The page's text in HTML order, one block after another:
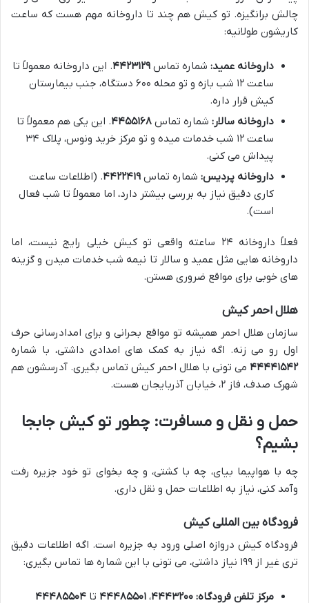
چالش برانگیزه. تو کیش هم چند تا داروخانه مهم هست که ساعت
کاریشون طولانیه:
داروخانه عمید: شماره تماس ۴۴۲۳۱۲۹. این داروخانه معمولاً تا
ساعت ۱۲ شب بازه و تو محله ۶۰۰ دستگاه، جنب بیمارستان
کیش قرار داره.
داروخانه سالار: شماره تماس ۴۴۵۵۱۶۸. این یکی هم معمولاً تا
ساعت ۱۲ شب خدمات میده و تو مرکز خرید ونوس، پلاک ۳۴
پیداش می کنی.
داروخانه پردیس: شماره تماس ۴۴۲۲۴۱۹. (اطلاعات ساعت
کاری دقیق نیاز به بررسی بیشتر دارد، اما معمولاً تا شب فعال
است).
فعلاً داروخانه ۲۴ ساعته واقعی تو کیش خیلی رایج نیست، اما
داروخانه هایی مثل عمید و سالار تا نیمه شب خدمات میدن و گزینه
های خوبی برای مواقع ضروری هستن.
هلال احمر کیش
سازمان هلال احمر همیشه تو مواقع بحرانی و برای امدادرسانی حرف
اول رو می زنه. اگه نیاز به کمک های امدادی داشتی، با شماره
۴۴۴۴۱۵۴۲ می تونی با هلال احمر کیش تماس بگیری. آدرسشون هم
شهرک صدف، فاز ۲، خیابان آذربایجان هست.
حمل و نقل و مسافرت: چطور تو کیش جابجا
بشیم؟
چه با هواپیما بیای، چه با کشتی، و چه بخوای تو خود جزیره رفت
وآمد کنی، نیاز به اطلاعات حمل و نقل داری.
فرودگاه بین المللی کیش
فرودگاه کیش دروازه اصلی ورود به جزیره است. اگه اطلاعات دقیق
تری غیر از ۱۹۹ نیاز داشتی، می تونی با این شماره ها تماس بگیری:
مرکز تلفن فرودگاه: ۴۴۴۳۲۰۰، ۴۴۴۸۵۵۰۱ تا ۴۴۴۸۵۵۰۴